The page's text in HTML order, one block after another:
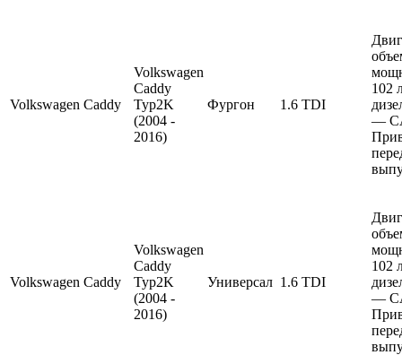
Volkswagen Caddy
Volkswagen
Caddy
Typ2K
(2004 -
2016)
Фургон 1.6 TDI
102
—
Volkswagen Caddy
Volkswagen
Caddy
Typ2K
(2004 -
2016)
Универсал 1.6 TDI
102
—